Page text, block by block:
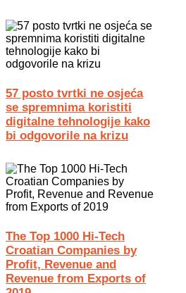
57 posto tvrtki ne osjeća
se spremnima koristiti
digitalne tehnologije kako
bi odgovorile na krizu
The Top 1000 Hi-Tech
Croatian Companies by
Profit, Revenue and
Revenue from Exports of